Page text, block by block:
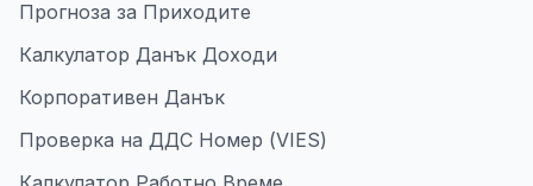
Прогноза за Приходите
Калкулатор Данък Доходи
Корпоративен Данък
Проверка на ДДС Номер (VIES)